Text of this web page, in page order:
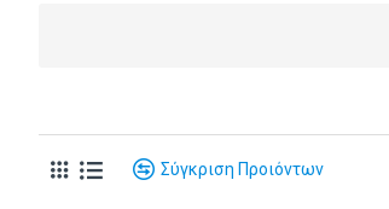
Σύγκριση Προιόντων